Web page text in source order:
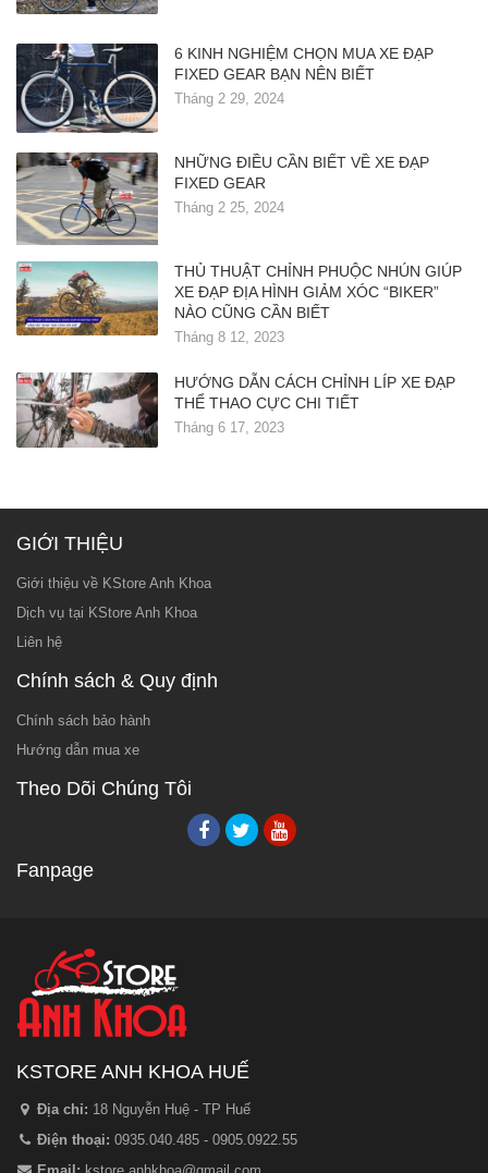
6 KINH NGHIỆM CHỌN MUA XE ĐẠP
FIXED GEAR BẠN NÊN BIẾT
Tháng 2 29, 2024
NHỮNG ĐIỀU CẦN BIẾT VỀ XE ĐẠP
FIXED GEAR
Tháng 2 25, 2024
THỦ THUẬT CHỈNH PHUỘC NHÚN GIÚP
XE ĐẠP ĐỊA HÌNH GIẢM XÓC “BIKER”
NÀO CŨNG CẦN BIẾT
Tháng 8 12, 2023
HƯỚNG DẪN CÁCH CHỈNH LÍP XE ĐẠP
THỂ THAO CỰC CHI TIẾT
Tháng 6 17, 2023
GIỚI THIỆU
Giới thiệu về KStore Anh Khoa
Dịch vụ tại KStore Anh Khoa
Liên hệ
Chính sách & Quy định
Chính sách bảo hành
Hướng dẫn mua xe
Theo Dõi Chúng Tôi
Fanpage
KSTORE ANH KHOA HUẾ
Địa chỉ: 18 Nguyễn Huệ - TP Huế
Điện thoại: 0935.040.485 - 0905.0922.55
Email: kstore.anhkhoa@gmail.com